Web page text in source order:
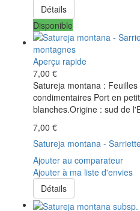
Détails
Disponible
Aperçu rapide
7,00 €
Satureja montana :
condimentaires Port en
blanches.Origine : sud de
7,00 €
Satureja montana -
Ajouter au comparateur
Ajouter à ma liste d'envies
Détails